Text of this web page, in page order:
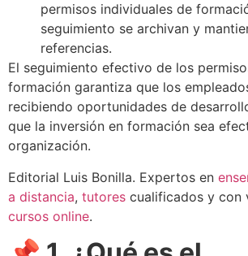
permisos individuales de
seguimiento se archivan y
referencias.
El seguimiento efectivo de los
formación garantiza que los
recibiendo oportunidades de
que la inversión en formación sea
organización.
Editorial Luis Bonilla. Expertos en
a distancia, tutores cualificados y con
cursos online.